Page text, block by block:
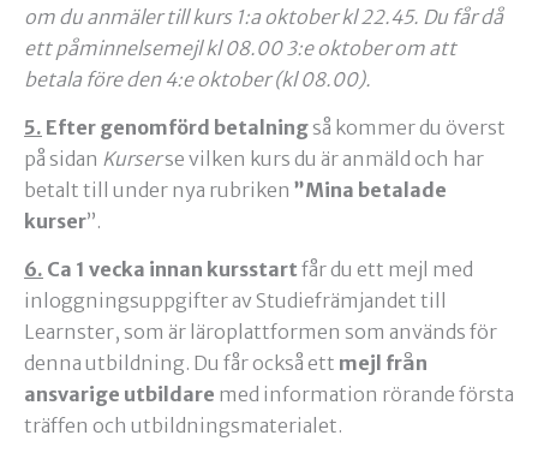
om du anmäler till kurs 1:a oktober kl 22.45. Du får då
ett påminnelsemejl kl 08.00 3:e oktober om att
betala före den 4:e oktober (kl 08.00).
5. Efter genomförd betalningså kommer du överst
på sidan Kurserse vilken kurs du är anmäld och har
betalt till under nya rubriken ”Mina betalade
kurser”.
6. Ca 1 vecka innan kursstart får du ett mejl med
inloggningsuppgifter av Studiefrämjandet till
Learnster, som är läroplattformen som används för
denna utbildning. Du får också ett mejl från
ansvarige utbildare med information rörande första
träffen och utbildningsmaterialet.